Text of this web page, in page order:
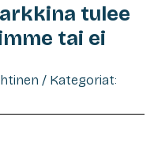
tulee
tai ei
/ Kategoriat: